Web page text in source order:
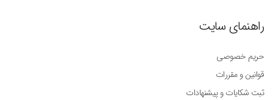
راهنمای سایت
حریم خصوصی
قوانین و مقررات
ثبت شکایات و پیشنهادات